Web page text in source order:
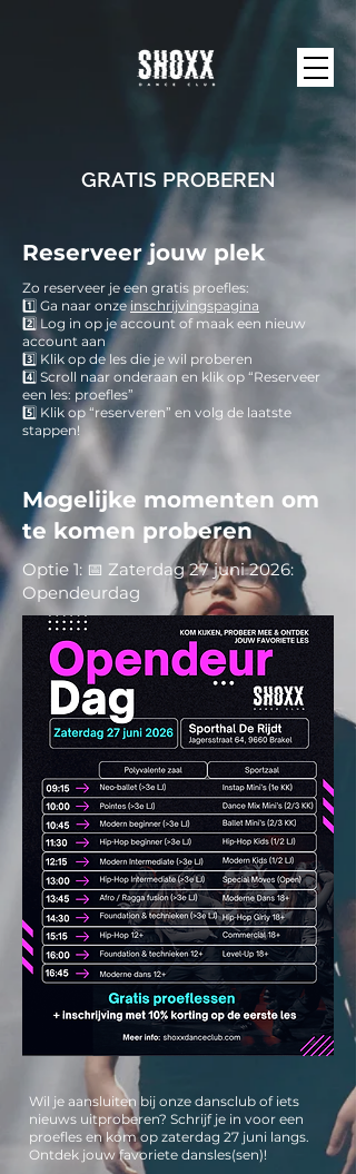
GRATIS PROBEREN
Reserveer jouw plek
Zo reserveer je een gratis proefles:
1️⃣ Ga naar onzeinschrijvingspagina
2️⃣ Log in op je account of maak een nieuw
account aan
3️⃣ Klik op de les die je wil proberen
4️⃣ Scroll naar onderaan en klik op “Reserveer
een les: proefles”
5️⃣ Klik op “reserveren” en volg de laatste
stappen!
Mogelijke momenten om
te komen proberen
Optie 1: 📅 Zaterdag 27 juni 2026:
Opendeurdag
Wil je aansluiten bij onze dansclub of iets
nieuws uitproberen? Schrijf je in voor een
proefles en kom op zaterdag 27 juni langs.
Ontdek jouw favoriete dansles(sen)!